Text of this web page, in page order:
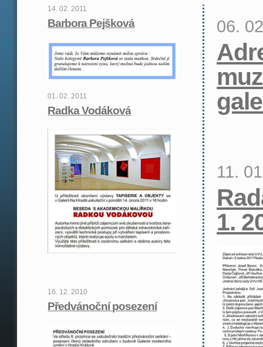
14. 02. 2011
Barbora Pejšková
01. 02. 2011
Radka Vodáková
16. 12. 2010
Předvánoční posezení
06.
11.
1.